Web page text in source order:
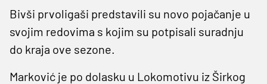
Bivši prvoligaši predstavili su novo pojačanje u
svojim redovima s kojim su potpisali suradnju
do kraja ove sezone.
Marković je po dolasku u Lokomotivu iz Širkog